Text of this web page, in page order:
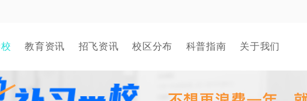
教育资讯 招飞资讯 校区分布 科普指南 关于我们